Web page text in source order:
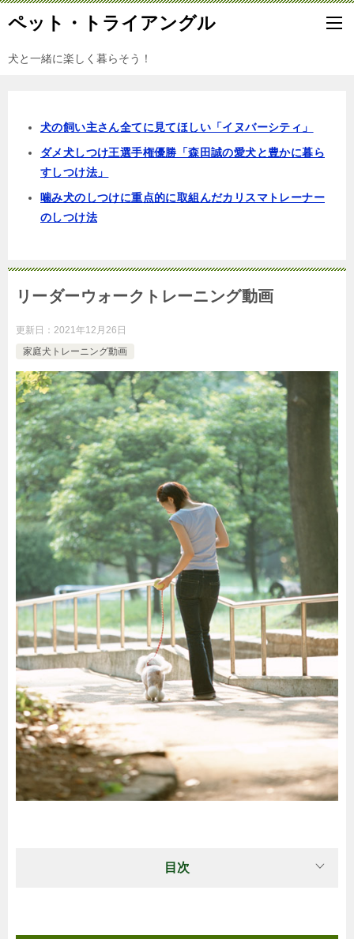
ペット・トライアングル
犬と一緒に楽しく暮らそう！
犬の飼い主さん全てに見てほしい「イヌバーシティ」
ダメ犬しつけ王選手権優勝「森田誠の愛犬と豊かに暮ら
すしつけ法」
噛み犬のしつけに重点的に取組んだカリスマトレーナー
のしつけ法
リーダーウォークトレーニング動画
更新日： 2021年12月26日
家庭犬トレーニング動画
目次